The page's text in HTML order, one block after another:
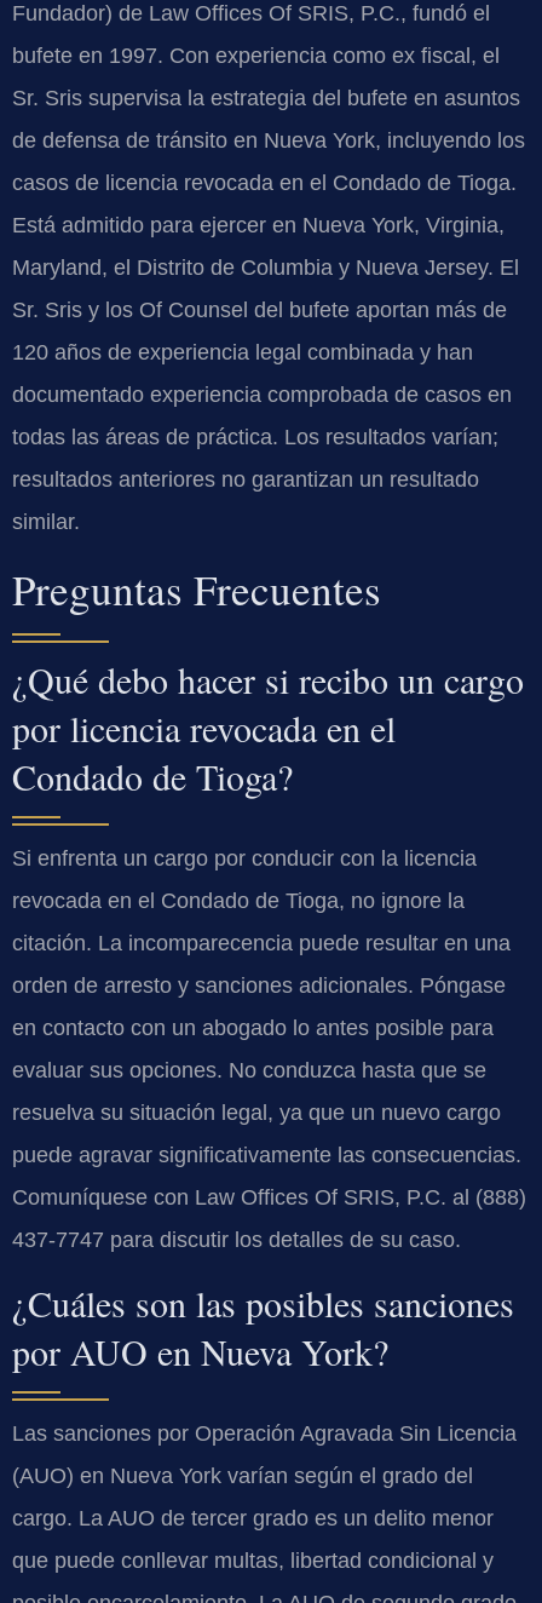
Fundador) de Law Offices Of SRIS, P.C., fundó el
bufete en 1997. Con experiencia como ex fiscal, el
Sr. Sris supervisa la estrategia del bufete en asuntos
de defensa de tránsito en Nueva York, incluyendo los
casos de licencia revocada en el Condado de Tioga.
Está admitido para ejercer en Nueva York, Virginia,
Maryland, el Distrito de Columbia y Nueva Jersey. El
Sr. Sris y los Of Counsel del bufete aportan más de
120 años de experiencia legal combinada y han
documentado experiencia comprobada de casos en
todas las áreas de práctica. Los resultados varían;
resultados anteriores no garantizan un resultado
similar.
Preguntas Frecuentes
¿Qué debo hacer si recibo un cargo
por licencia revocada en el
Condado de Tioga?
Si enfrenta un cargo por conducir con la licencia
revocada en el Condado de Tioga, no ignore la
citación. La incomparecencia puede resultar en una
orden de arresto y sanciones adicionales. Póngase
en contacto con un abogado lo antes posible para
evaluar sus opciones. No conduzca hasta que se
resuelva su situación legal, ya que un nuevo cargo
puede agravar significativamente las consecuencias.
Comuníquese con Law Offices Of SRIS, P.C. al (888)
437-7747 para discutir los detalles de su caso.
¿Cuáles son las posibles sanciones
por AUO en Nueva York?
Las sanciones por Operación Agravada Sin Licencia
(AUO) en Nueva York varían según el grado del
cargo. La AUO de tercer grado es un delito menor
que puede conllevar multas, libertad condicional y